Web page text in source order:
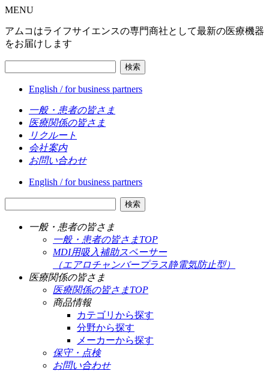
MENU
アムコはライフサイエンスの専門商社として最新の医療機器
をお届けします
検索
English / for business partners
一般・患者の皆さま
医療関係の皆さま
リクルート
会社案内
お問い合わせ
English / for business partners
検索
一般・患者の皆さま
一般・患者の皆さまTOP
MDI用吸入補助スペーサー
（エアロチャンバープラス静電気防止型）
医療関係の皆さま
医療関係の皆さまTOP
商品情報
カテゴリから探す
分野から探す
メーカーから探す
保守・点検
お問い合わせ